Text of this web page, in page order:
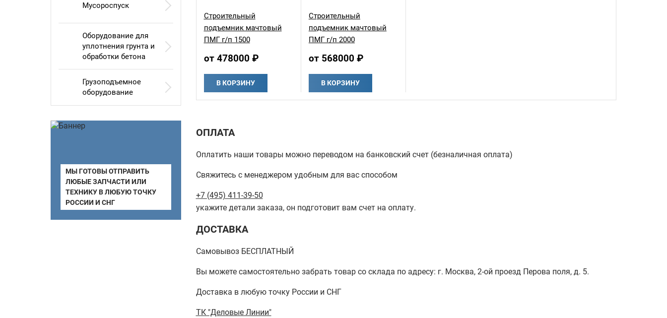
Строительный
подъемник мачтовый
ПМГ г/п 1500
от 478000 ₽
В КОРЗИНУ
Строительный
подъемник мачтовый
ПМГ г/п 2000
от 568000 ₽
В КОРЗИНУ
ОПЛАТА
Оплатить наши товары можно переводом на банковский счет (безналичная оплата)
Свяжитесь с менеджером удобным для вас способом
+7 (495) 411-39-50
укажите детали заказа, он подготовит вам счет на оплату.
ДОСТАВКА
Самовывоз БЕСПЛАТНЫЙ
Вы можете самостоятельно забрать товар со склада по адресу: г. Москва, 2-ой проезд Перова поля, д. 5.
Доставка в любую точку России и СНГ
ТК "Деловые Линии"
Мусороспуск
Оборудование для
уплотнения грунта и
обработки бетона
Грузоподъемное
оборудование
МЫ ГОТОВЫ ОТПРАВИТЬ
ЛЮБЫЕ ЗАПЧАСТИ ИЛИ
ТЕХНИКУ В ЛЮБУЮ ТОЧКУ
РОССИИ И СНГ